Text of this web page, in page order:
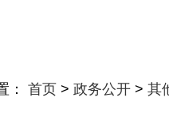
： 首页 > 政务公开 > 其